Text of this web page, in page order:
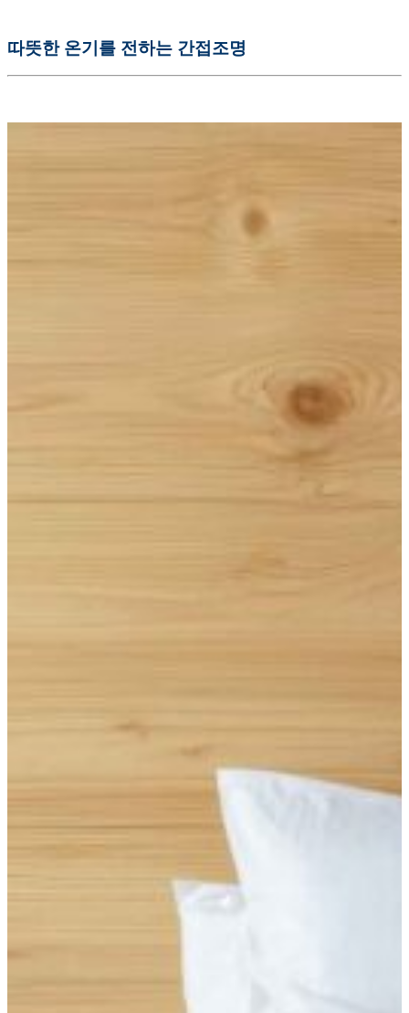
따뜻한 온기를 전하는 간접조명